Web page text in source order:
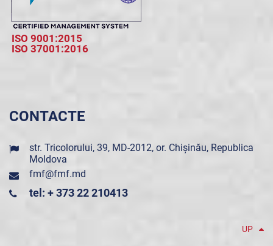
ISO 9001:2015
ISO 37001:2016
CONTACTE
str. Tricolorului, 39, MD-2012, or. Chișinău, Republica
Moldova
fmf@fmf.md
tel: + 373 22 210413
UP